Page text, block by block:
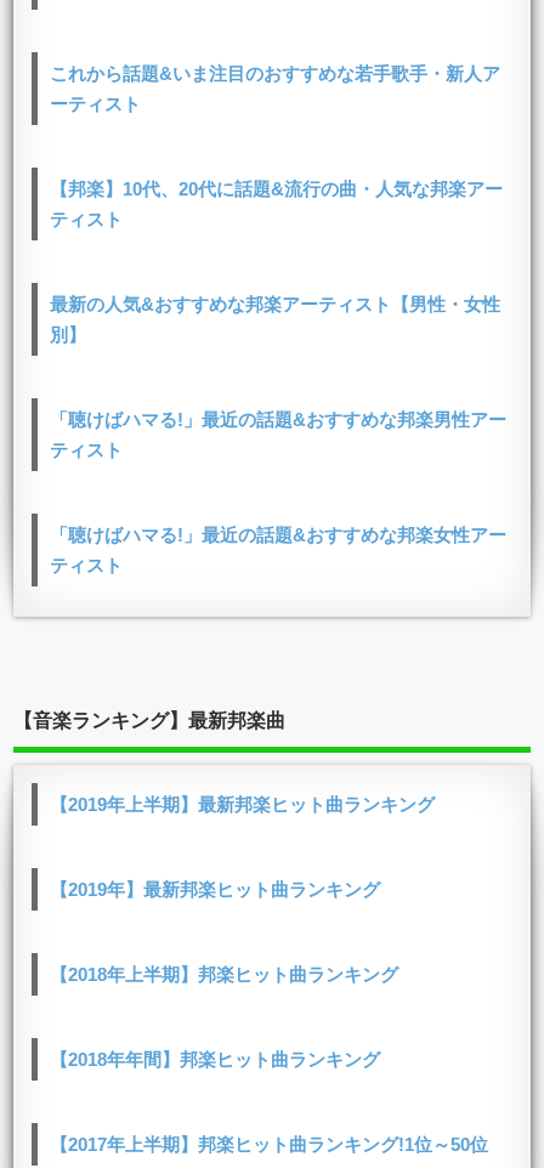
これから話題&いま注目のおすすめな若手歌手・新人ア
ーティスト
【邦楽】10代、20代に話題&流行の曲・人気な邦楽アー
ティスト
最新の人気&おすすめな邦楽アーティスト【男性・女性
別】
「聴けばハマる!」最近の話題&おすすめな邦楽男性アー
ティスト
「聴けばハマる!」最近の話題&おすすめな邦楽女性アー
ティスト
【音楽ランキング】最新邦楽曲
【2019年上半期】最新邦楽ヒット曲ランキング
【2019年】最新邦楽ヒット曲ランキング
【2018年上半期】邦楽ヒット曲ランキング
【2018年年間】邦楽ヒット曲ランキング
【2017年上半期】邦楽ヒット曲ランキング!1位～50位